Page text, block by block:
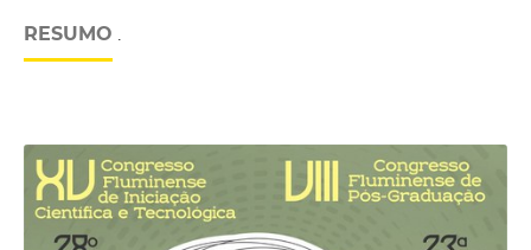
RESUMO .